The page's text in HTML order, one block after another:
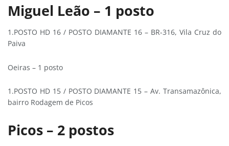
Miguel Leão – 1 posto
1.POSTO HD 16 / POSTO DIAMANTE 16 – BR-316, Vila Cruz do
Paiva
Oeiras – 1 posto
1.POSTO HD 15 / POSTO DIAMANTE 15 – Av. Transamazônica,
bairro Rodagem de Picos
Picos – 2 postos